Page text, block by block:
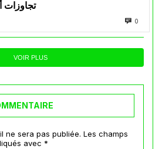
تجاوزات
0
VOIR PLUS
ne sera pas publiée. Les champs
avec *